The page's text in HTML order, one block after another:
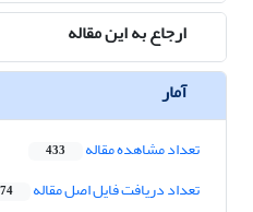
ارجاع به این مقاله
آمار
تعداد مشاهده مقاله 433
تعداد دریافت فایل اصل مقاله